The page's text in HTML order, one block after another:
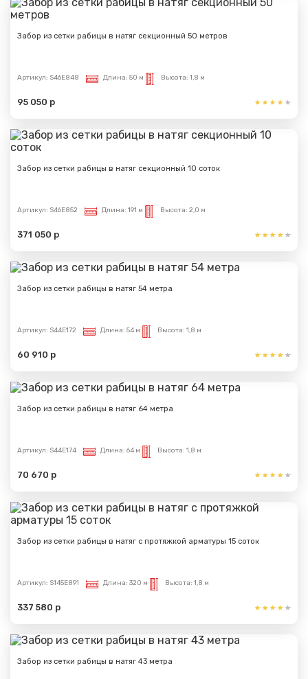
Забор из сетки рабицы в натяг секционный 50 метров
Артикул: S46E848 Длина: 50 м Высота: 1,8 м
95 050 р
Забор из сетки рабицы в натяг секционный 10 соток
Артикул: S46E852 Длина: 191 м Высота: 2,0 м
371 050 р
Забор из сетки рабицы в натяг 54 метра
Артикул: S44E172 Длина: 54 м Высота: 1,8 м
60 910 р
Забор из сетки рабицы в натяг 64 метра
Артикул: S44E174 Длина: 64 м Высота: 1,8 м
70 670 р
Забор из сетки рабицы в натяг с протяжкой арматуры 15 соток
Артикул: S145E891 Длина: 320 м Высота: 1,8 м
337 580 р
Забор из сетки рабицы в натяг 43 метра